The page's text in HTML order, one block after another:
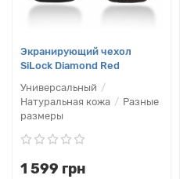
Экранирующий чехол
SiLock Diamond Red
Универсальный
Натуральная кожа
Разные
размеры
1 599 грн